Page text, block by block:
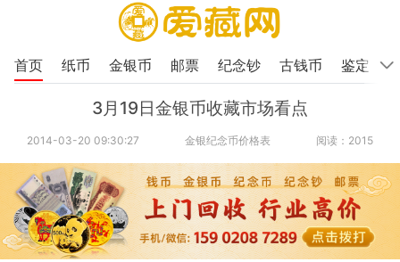
首页 纸币 金银币 邮票 纪念钞 古钱币 鉴定
3月19日金银币收藏市场看点
2014-03-20 09:30:27 金银纪念币价格表 阅读：2015